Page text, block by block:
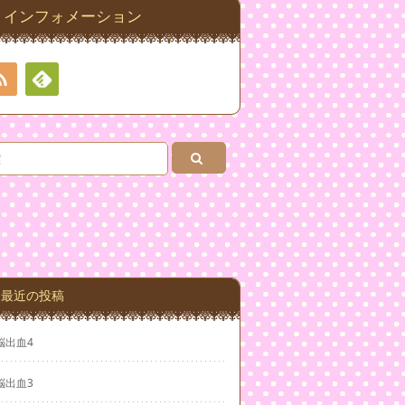
インフォメーション
Feedly
最近の投稿
出血4
出血3